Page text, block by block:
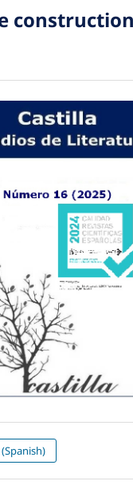
construction
(Spanish)